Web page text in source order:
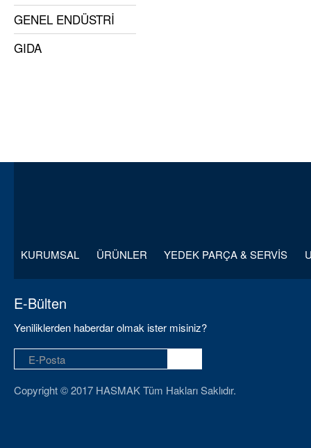
GENEL ENDÜSTRİ
GIDA
KURUMSAL ÜRÜNLER YEDEK PARÇA & SERVİS
E-Bülten
Yeniliklerden haberdar olmak ister misiniz?
Copyright © 2017 HASMAK Tüm Hakları Saklıdır.